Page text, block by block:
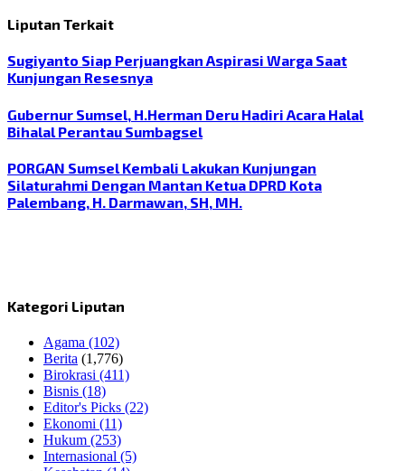
Liputan Terkait
Sugiyanto Siap Perjuangkan Aspirasi Warga Saat
Kunjungan Resesnya
Gubernur Sumsel, H.Herman Deru Hadiri Acara Halal
Bihalal Perantau Sumbagsel
PORGAN Sumsel Kembali Lakukan Kunjungan
Silaturahmi Dengan Mantan Ketua DPRD Kota
Palembang, H. Darmawan, SH, MH.
Kategori Liputan
Agama (102)
Berita (1,776)
Birokrasi (411)
Bisnis (18)
Editor's Picks (22)
Ekonomi (11)
Hukum (253)
Internasional (5)